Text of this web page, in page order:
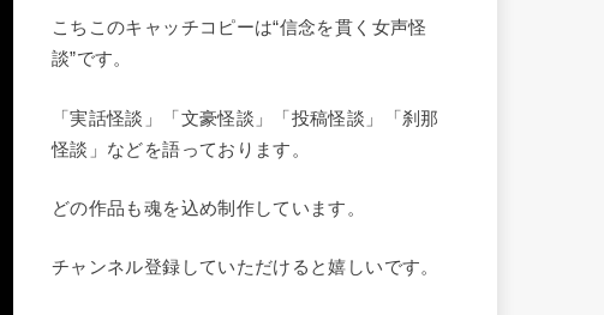
こちこのキャッチコピーは“信念を貫く女声怪
談”です。
「実話怪談」「文豪怪談」「投稿怪談」「刹那
怪談」などを語っております。
どの作品も魂を込め制作しています。
チャンネル登録していただけると嬉しいです。